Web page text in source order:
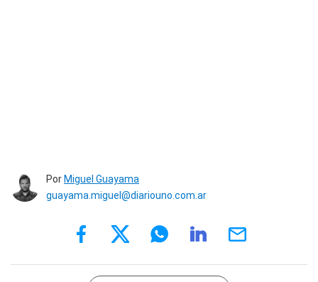
Por Miguel Guayama
guayama.miguel@diariouno.com.ar